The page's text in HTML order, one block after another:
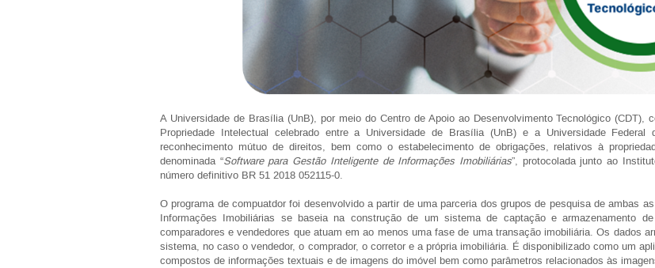
A Universidade de Brasília (UnB), por meio do Centro de Apoio ao Desenvolvimento Tecnológico
Propriedade Intelectual celebrado entre a Universidade de Brasília (UnB) e a Universidade
reconhecimento mútuo de direitos, bem como o estabelecimento de obrigações, relativos à
denominada “Software para Gestão Inteligente de Informações Imobiliárias”, protocolada junto ao
número definitivo BR 51 2018 052115-0.
O programa de compuatdor foi desenvolvido a partir de uma parceria dos grupos de pesquisa de ambas
Informações Imobiliárias se baseia na construção de um sistema de captação e armazenamento
comparadores e vendedores que atuam em ao menos uma fase de uma transação imobiliária. Os dados
sistema, no caso o vendedor, o comprador, o corretor e a própria imobiliária. É disponibilizado como um
compostos de informações textuais e de imagens do imóvel bem como parâmetros relacionados às